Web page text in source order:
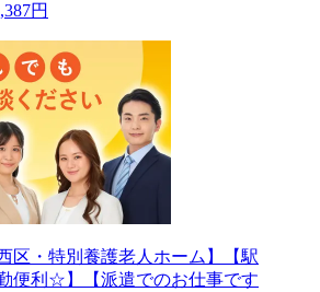
円
区・特別養護老人ホーム】【駅
便利☆】【派遣でのお仕事です